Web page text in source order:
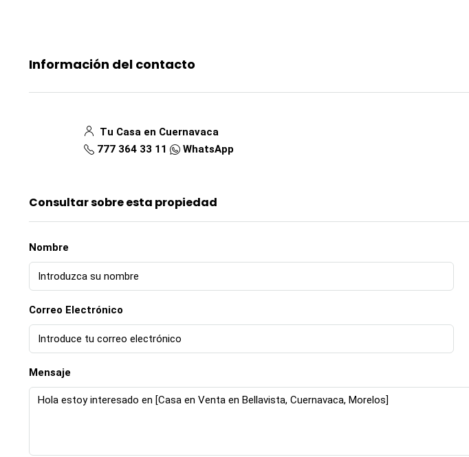
Información del contacto
Tu Casa en Cuernavaca
777 364 33 11
WhatsApp
Consultar sobre esta propiedad
Nombre
Correo Electrónico
Mensaje